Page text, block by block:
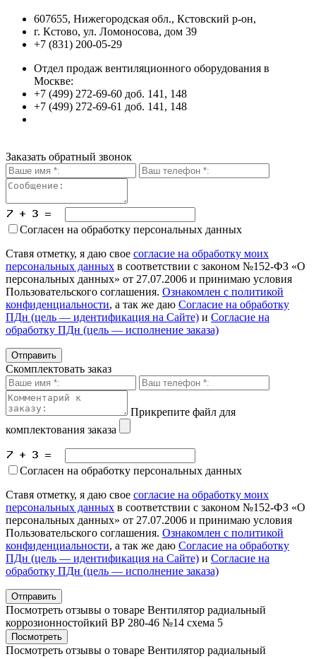
607655, Нижегородская обл., Кстовский р-он,
г. Кстово, ул. Ломоносова, дом 39
+7 (831) 200-05-29
Отдел продаж вентиляционного оборудования в
Москве:
+7 (499) 272-69-60 доб. 141, 148
+7 (499) 272-69-61 доб. 141, 148
Заказать обратный звонок
Согласен на обработку персональных данных
Ставя отметку, я даю свое согласие на обработку моих
персональных данных в соответствии с законом №152-ФЗ «О
персональных данных» от 27.07.2006 и принимаю условия
Пользовательского соглашения. Ознакомлен с политикой
конфиденциальности, а так же даю Согласие на обработку
ПДн (цель — идентификация на Сайте) и Согласие на
обработку ПДн (цель — исполнение заказа)
Скомплектовать заказ
Прикрепите файл для
комплектования заказа
Согласен на обработку персональных данных
Ставя отметку, я даю свое согласие на обработку моих
персональных данных в соответствии с законом №152-ФЗ «О
персональных данных» от 27.07.2006 и принимаю условия
Пользовательского соглашения. Ознакомлен с политикой
конфиденциальности, а так же даю Согласие на обработку
ПДн (цель — идентификация на Сайте) и Согласие на
обработку ПДн (цель — исполнение заказа)
Посмотреть отзывы о товаре Вентилятор радиальный
коррозионностойкий ВР 280-46 №14 схема 5
Пocмотpеть
Посмотреть отзывы о товаре Вентилятор радиальный